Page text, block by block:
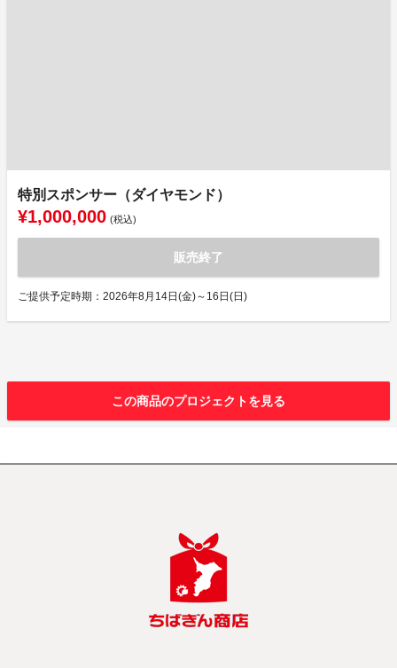
特別スポンサー（ダイヤモンド）
¥1,000,000 (税込)
販売終了
ご提供予定時期：2026年8月14日(金)～16日(日)
この商品のプロジェクトを見る